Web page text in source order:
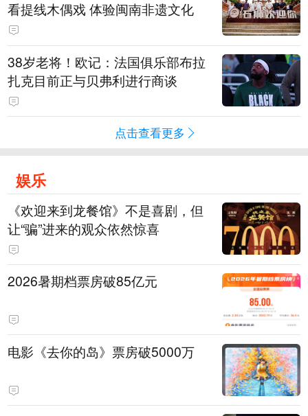
看提线木偶戏 体验闽南非遗文化
38岁老将！欧记：法国俱乐部布拉
扎克目前正与贝弗利进行商谈
点击查看更多
娱乐
《欢迎来到龙餐馆》不是喜剧，但
让“骗”进来的观众依然惊喜
2026暑期档票房破85亿元
电影《去你的岛》票房破5000万